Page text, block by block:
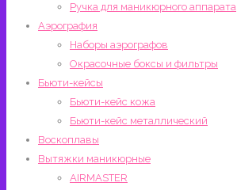
Ручка для маникюрного аппарата
Аэрография
Наборы аэрографов
Окрасочные боксы и фильтры
Бьюти-кейсы
Бьюти-кейс кожа
Бьюти-кейс металлический
Воскоплавы
Вытяжки маникюрные
AIRMASTER